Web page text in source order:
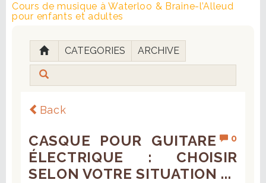
Cours de musique à Waterloo & Braine-l’Alleud
pour enfants et adultes
CATEGORIES ARCHIVE
Back
0
CASQUE POUR GUITARE
ÉLECTRIQUE : CHOISIR
SELON VOTRE SITUATION ...